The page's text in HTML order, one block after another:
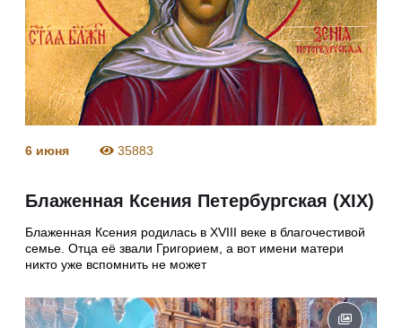
6 июня 35883
Блаженная Ксения Петербургская (XIX)
Блаженная Ксения родилась в XVIII веке в благочестивой
семье. Отца её звали Григорием, а вот имени матери
никто уже вспомнить не может